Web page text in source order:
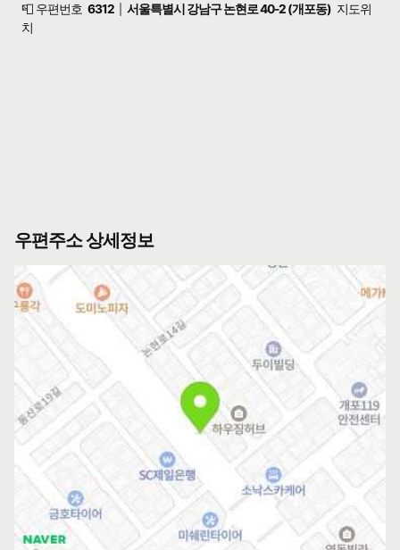
📮 우편번호 6312 서울특별시 강남구 논현로 40-2 (개포동) 지도위
치
우편주소 상세정보